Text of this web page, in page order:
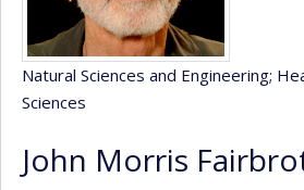
Natural Sciences and Engineering;
Sciences
John Morris